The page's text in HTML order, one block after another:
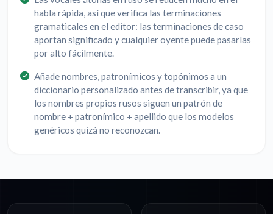
habla rápida, así que verifica las terminaciones
gramaticales en el editor: las terminaciones de caso
aportan significado y cualquier oyente puede pasarlas
por alto fácilmente.
Añade nombres, patronímicos y topónimos a un
diccionario personalizado antes de transcribir, ya que
los nombres propios rusos siguen un patrón de
nombre + patronímico + apellido que los modelos
genéricos quizá no reconozcan.